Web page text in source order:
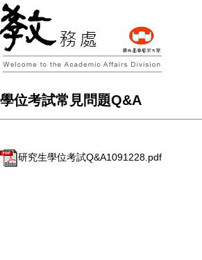
學位考試常見問題Q&A
研究生學位考試Q&A1091228.pdf